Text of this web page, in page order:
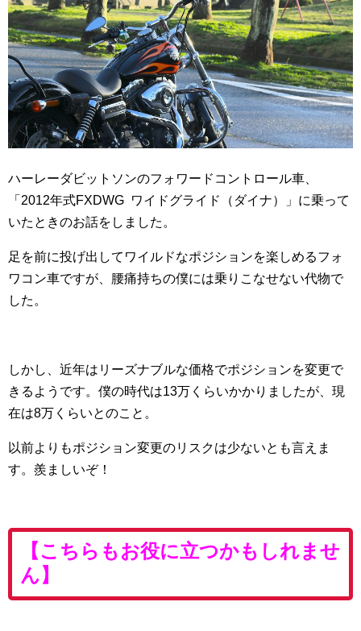
ハーレーダビットソンのフォワードコントロール車、
「2012年式FXDWG ワイドグライド（ダイナ）」に乗って
いたときのお話をしました。
足を前に投げ出してワイルドなポジションを楽しめるフォ
ワコン車ですが、腰痛持ちの僕には乗りこなせない代物で
した。
しかし、近年はリーズナブルな価格でポジションを変更で
きるようです。僕の時代は13万くらいかかりましたが、現
在は8万くらいとのこと。
以前よりもポジション変更のリスクは少ないとも言えま
す。羨ましいぞ！
【こちらもお役に立つかもしれませ
ん】